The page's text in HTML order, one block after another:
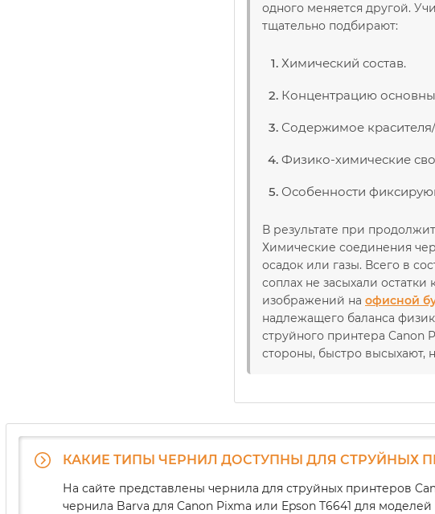
одного меняется другой.
тщательно подбирают:
Химический состав.
Концентрацию
Содержимое
Физико-химические
Особенности
В результате при
Химические соединения
осадок или газы. Всего в
соплах не засыхали
изображений на офисной
надлежащего баланса
струйного принтера Canon
стороны, быстро высыхают,
КАКИЕ ТИПЫ ЧЕРНИЛ ДОСТУПНЫ ДЛЯ СТРУЙНЫХ
На сайте представлены чернила для струйных принтеров
чернила Barva для Canon Pixma или Epson T6641 для моделей